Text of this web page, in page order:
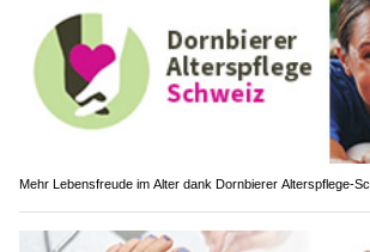
Mehr Lebensfreude im Alter dank Dornbierer Alterspflege-